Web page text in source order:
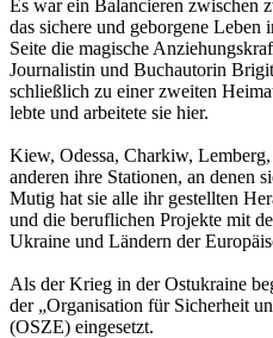
Es war ein Balancieren zwischen
das ­sichere und geborgene
Seite die ­magische
Journalistin und Buchautorin
schließlich zu einer zweiten
lebte und ­arbeitete sie hier.
Kiew, Odessa, Charkiw,
anderen ihre ­Stationen, an denen
Mutig hat sie alle ihr gestellten
und die beruflichen Projekte mit
Ukraine und Ländern der
Als der Krieg in der Ostukraine
der „Organisation für Sicherheit
(OSZE) eingesetzt.